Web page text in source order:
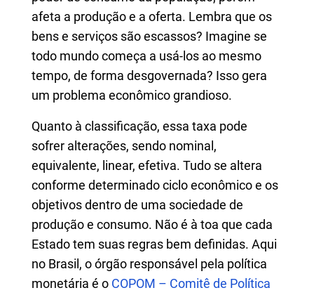
afeta a produção e a oferta. Lembra que os
bens e serviços são escassos? Imagine se
todo mundo começa a usá-los ao mesmo
tempo, de forma desgovernada? Isso gera
um problema econômico grandioso.
Quanto à classificação, essa taxa pode
sofrer alterações, sendo nominal,
equivalente, linear, efetiva. Tudo se altera
conforme determinado ciclo econômico e os
objetivos dentro de uma sociedade de
produção e consumo. Não é à toa que cada
Estado tem suas regras bem definidas. Aqui
no Brasil, o órgão responsável pela política
monetária é o COPOM – Comitê de Política